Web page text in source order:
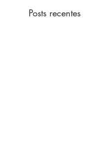
Posts recentes